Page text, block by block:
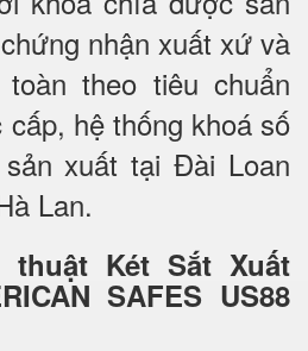
nhận xuất xứ và
theo tiêu chuẩn
hệ thống khoá số
xuất tại Đài Loan
Lan.
Két Sắt Xuất
SAFES US88